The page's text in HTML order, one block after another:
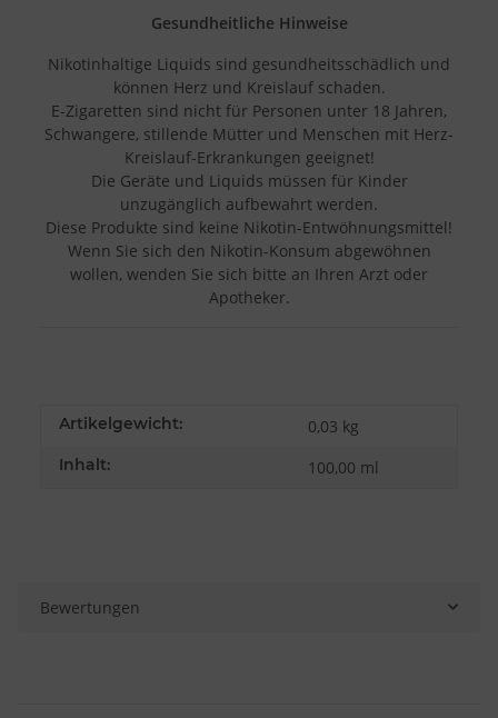
Gesundheitliche Hinweise
Nikotinhaltige Liquids sind gesundheitsschädlich und
können Herz und Kreislauf schaden.
E-Zigaretten sind nicht für Personen unter 18 Jahren,
Schwangere, stillende Mütter und Menschen mit Herz-
Kreislauf-Erkrankungen geeignet!
Die Geräte und Liquids müssen für Kinder
unzugänglich aufbewahrt werden.
Diese Produkte sind keine Nikotin-Entwöhnungsmittel!
Wenn Sie sich den Nikotin-Konsum abgewöhnen
wollen, wenden Sie sich bitte an Ihren Arzt oder
Apotheker.
Artikelgewicht: 0,03 kg
Inhalt: 100,00 ml
Bewertungen